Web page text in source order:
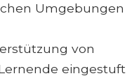
Umgebungen
von
eingestuft